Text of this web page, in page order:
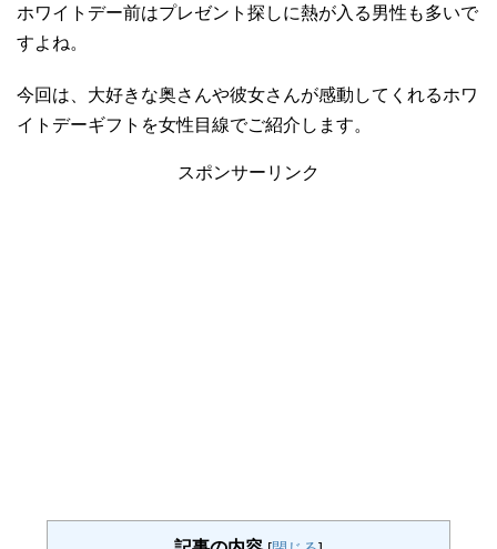
ホワイトデー前はプレゼント探しに熱が入る男性も多いで
すよね。
今回は、大好きな奥さんや彼女さんが感動してくれるホワ
イトデーギフトを女性目線でご紹介します。
スポンサーリンク